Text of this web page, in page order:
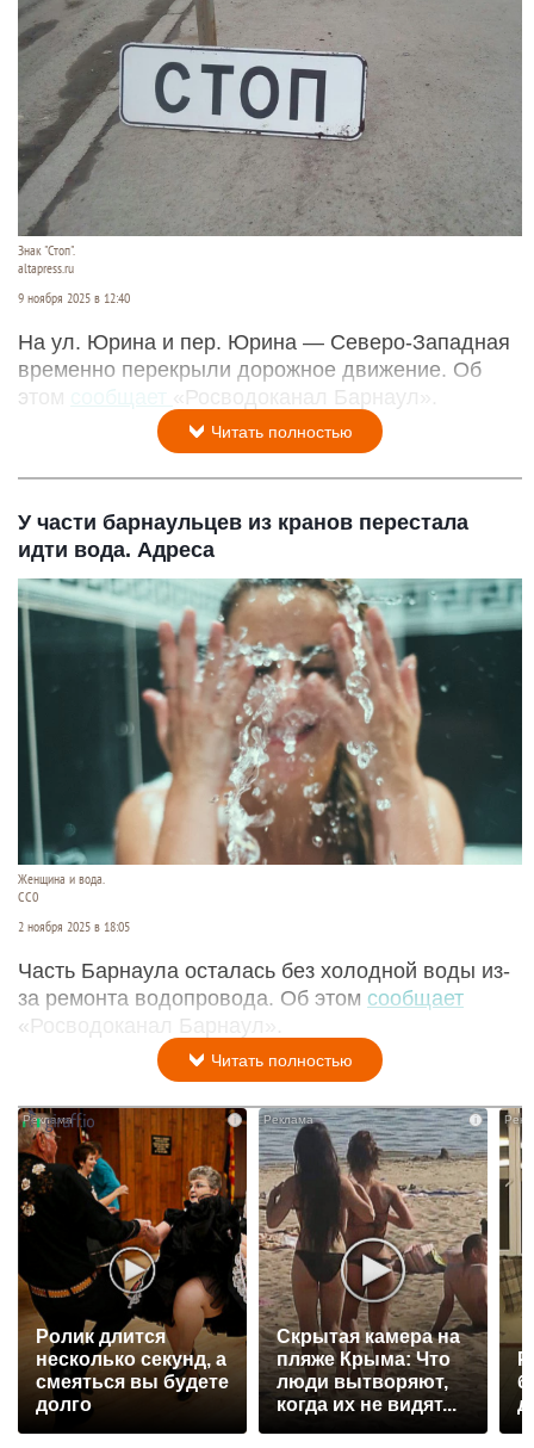
Знак "Стоп".
altapress.ru
9 ноября 2025 в 12:40
На ул. Юрина и пер. Юрина — Северо-Западная
временно перекрыли дорожное движение. Об
этом
сообщает «Росводоканал Барнаул».
Читать полностью
У части барнаульцев из кранов перестала
идти вода. Адреса
Женщина и вода.
СС0
2 ноября 2025 в 18:05
Часть Барнаула осталась без холодной воды из-
за ремонта водопровода. Об этом сообщает
«Росводоканал Барнаул».
Читать полностью
Ролик длится
несколько секунд, а
смеяться вы будете
долго
i
Скрытая камера на
пляже Крыма: Что
люди вытворяют,
когда их не видят...